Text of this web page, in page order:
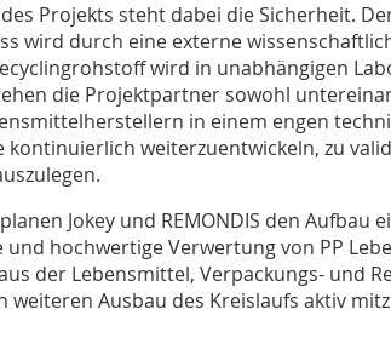
Projekts steht dabei die Sicherheit.
wird durch eine externe
wird in unabhängigen
die Projektpartner sowohl
in einem engen
kontinuierlich weiterzuentwickeln, zu
Jokey und REMONDIS den Aufbau
und hochwertige Verwertung von PP
der Lebensmittel, Verpackungs- und
weiteren Ausbau des Kreislaufs aktiv